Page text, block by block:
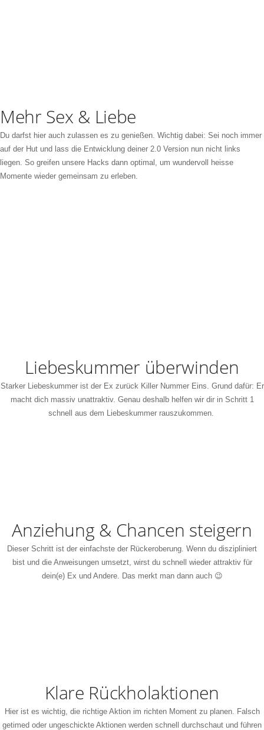
Mehr Sex & Liebe
Du darfst hier auch zulassen es zu genießen. Wichtig dabei: Sei noch immer
auf der Hut und lass die Entwicklung deiner 2.0 Version nun nicht links
liegen. So greifen unsere Hacks dann optimal, um wundervoll heisse
Momente wieder gemeinsam zu erleben.
Liebeskummer überwinden
Starker Liebeskummer ist der Ex zurück Killer Nummer Eins. Grund dafür: Er
macht dich massiv unattraktiv. Genau deshalb helfen wir dir in Schritt 1
schnell aus dem Liebeskummer rauszukommen.
Anziehung & Chancen steigern
Dieser Schritt ist der einfachste der Rückeroberung. Wenn du diszipliniert
bist und die Anweisungen umsetzt, wirst du schnell wieder attraktiv für
dein(e) Ex und Andere. Das merkt man dann auch 😉
Klare Rückholaktionen
Hier ist es wichtig, die richtige Aktion im richten Moment zu planen. Falsch
getimed oder ungeschickte Aktionen werden schnell durchschaut und führen